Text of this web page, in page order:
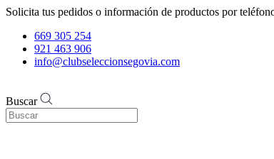
Solicita tus pedidos o información de productos por
669 305 254
921 463 906
info@clubseleccionsegovia.com
Buscar